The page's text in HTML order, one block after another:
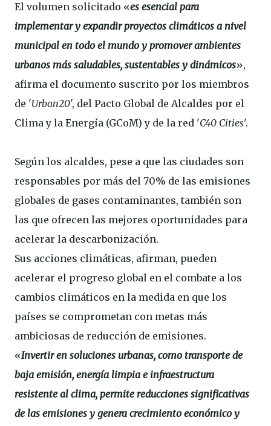
El volumen solicitado «es esencial para
implementar y expandir proyectos climáticos a nivel
municipal en todo el mundo y promover ambientes
urbanos más saludables, sustentables y dinámicos»,
afirma el documento suscrito por los miembros
de 'Urban20', del Pacto Global de Alcaldes por el
Clima y la Energía (GCoM) y de la red 'C40 Cities'.
Según los alcaldes, pese a que las ciudades son
responsables por más del 70% de las emisiones
globales de gases contaminantes, también son
las que ofrecen las mejores oportunidades para
acelerar la descarbonización.
Sus acciones climáticas, afirman, pueden
acelerar el progreso global en el combate a los
cambios climáticos en la medida en que los
países se comprometan con metas más
ambiciosas de reducción de emisiones.
«Invertir en soluciones urbanas, como transporte de
baja emisión, energía limpia e infraestructura
resistente al clima, permite reducciones significativas
de las emisiones y genera crecimiento económico y